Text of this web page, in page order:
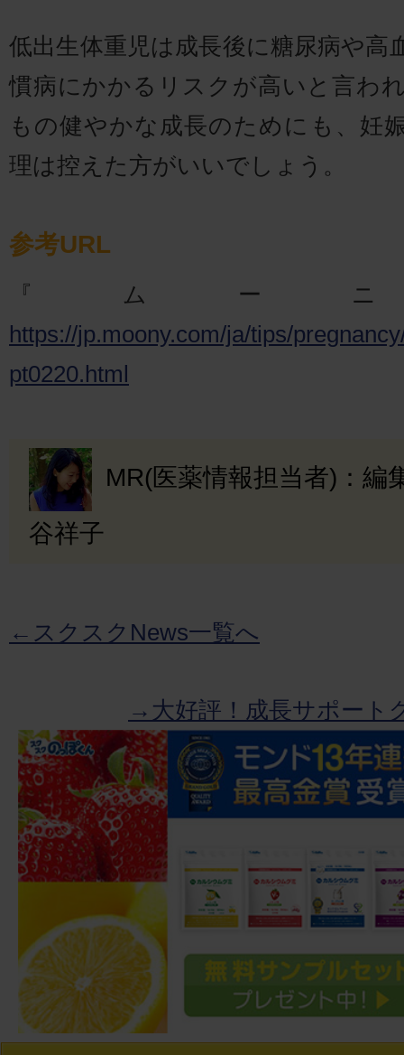
低出生体重児は成長後に糖尿病や高
慣病にかかるリスクが高いと言わ
もの健やかな成長のためにも、妊
理は控えた方がいいでしょう。
参考URL
『ムー
https://jp.moony.com/ja/tips/
pt0220.html
MR(医薬情報担当者)：編
谷祥子
←スクスクNews一覧へ
→大好評！成長サポート